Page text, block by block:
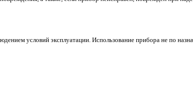
условий эксплуатации. Использование прибора не по